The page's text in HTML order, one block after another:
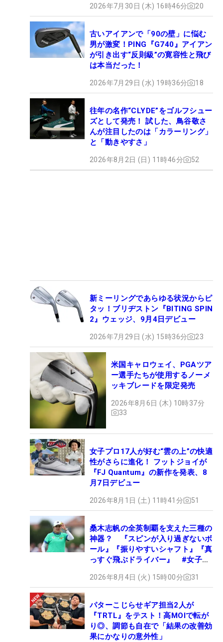
2026年7月30日 (木) 16時46分 20
古いアイアンで「90の壁」に悩む
男が激変！PING『G740』アイアン
が引き出す“反則級”の寛容性と飛び
は本当だった！
2026年7月29日 (水) 19時36分 18
往年の名作“CLYDE”をゴルフシュー
ズとして発売！ 試した、鳥谷敬さ
んが注目したのは「カラーリング」
と「動きやすさ」
2026年8月2日 (日) 11時46分 52
新ミーリングであらゆる状況からピ
タッ！ブリヂストン『BITING SPIN
2』ウェッジ、9月4日デビュー
2026年7月29日 (水) 15時36分 23
米国キャロウェイ、PGAツア
ー選手たちが使用するノーメ
ッキブレードを限定発売
2026年8月6日 (木) 10時37分
33
女子プロ17人が好む“雲の上”の快適
性がさらに進化！ フットジョイが
『FJ Quantum』の新作を発表、8
月7日デビュー
2026年8月1日 (土) 11時41分 51
桑木志帆の全英制覇を支えた三種の
神器？ 『スピンが入り過ぎないボ
ール』『振りやすいシャフト』『真
っすぐ飛ぶドライバー』 #女子プ
2026年8月4日 (火) 15時00分 31
パターこじらせギア担当2人が
『TRTL』をテスト！高MOIで転が
り◎、調節も自在で「結果の改善効
果にかなりの意外性」